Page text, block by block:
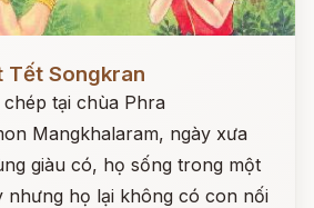
Tết Songkran
tại chùa Phra
Mangkhalaram, ngày xưa
giàu có, họ sống trong một
nhưng họ lại không có con nối